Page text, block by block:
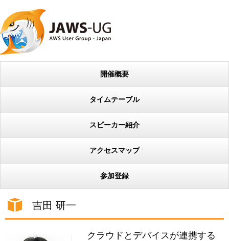
開催概要
タイムテーブル
スピーカー紹介
アクセスマップ
参加登録
吉田 研一
クラウドとデバイスが連携する